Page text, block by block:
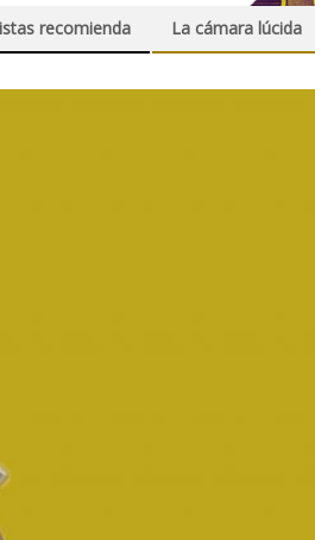
recomienda La cámara lúcida